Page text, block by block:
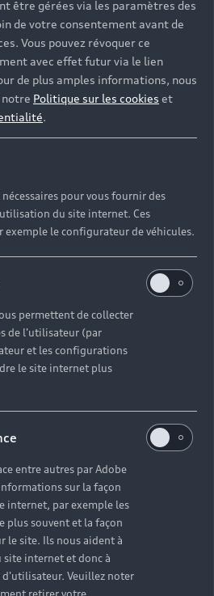
être gérées via les paramètres des
de votre consentement avant de
Vous pouvez révoquer ce
avec effet futur via le lien
de plus amples informations, nous
notre Politique sur les cookies et
.
pour vous fournir des
du site internet. Ces
le configurateur de véhicules.
permettent de collecter
de l'utilisateur (par
et les configurations
le site internet plus
entre autres par Adobe
sur la façon
internet, par exemple les
plus souvent et la façon
le site. Ils nous aident à
internet et donc à
Veuillez noter
pour les
Audi avec nos
aux technologies innovantes
de gamme. Contactez-nous